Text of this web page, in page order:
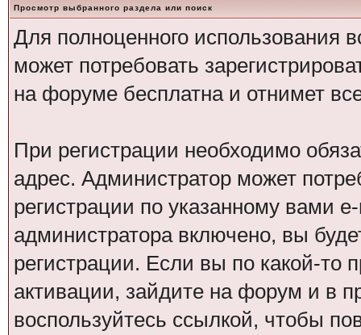
Просмотр выбранного раздела или поиск
Для полноценного использования
может потребовать
на форуме бесплатна и отнимет
При регистрации необходимо
адрес. Администратор может
регистрации по указанному вами
администратора включено, вы
регистрации. Если вы по какой-то
активации, зайдите на форум и в
воспользуйтесь ссылкой, чтобы